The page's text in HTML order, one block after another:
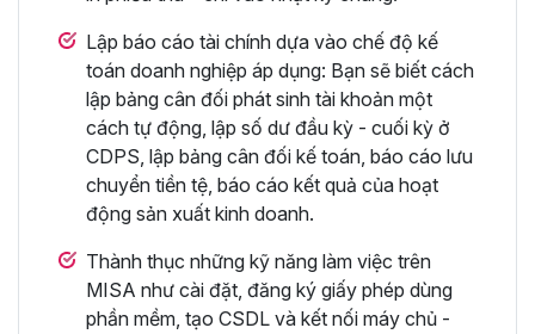
Lập báo cáo tài chính dựa vào chế độ kế
toán doanh nghiệp áp dụng: Bạn sẽ biết cách
lập bảng cân đối phát sinh tài khoản một
cách tự động, lập số dư đầu kỳ - cuối kỳ ở
CDPS, lập bảng cân đối kế toán, báo cáo lưu
chuyển tiền tệ, báo cáo kết quả của hoạt
động sản xuất kinh doanh.
Thành thục những kỹ năng làm việc trên
MISA như cài đặt, đăng ký giấy phép dùng
phần mềm, tạo CSDL và kết nối máy chủ -